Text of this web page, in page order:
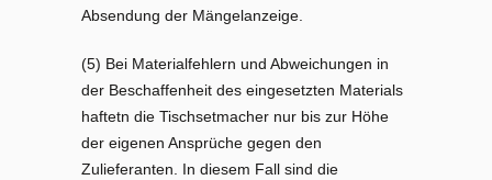
Absendung der Mängelanzeige.
(5) Bei Materialfehlern und Abweichungen in
der Beschaffenheit des eingesetzten Materials
haftetn die Tischsetmacher nur bis zur Höhe
der eigenen Ansprüche gegen den
Zulieferanten. In diesem Fall sind die